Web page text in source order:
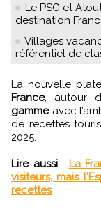
Le PSG et
destination
Villages
référentiel de
La nouvelle
France, autour
gammeavec
de recettes
2025.
Lire aussi: La
visiteurs, mais
recettes